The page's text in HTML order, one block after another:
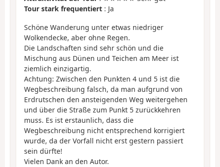
Tour stark frequentiert : Ja
Schöne Wanderung unter etwas niedriger
Wolkendecke, aber ohne Regen.
Die Landschaften sind sehr schön und die
Mischung aus Dünen und Teichen am Meer ist
ziemlich einzigartig.
Achtung: Zwischen den Punkten 4 und 5 ist die
Wegbeschreibung falsch, da man aufgrund von
Erdrutschen den ansteigenden Weg weitergehen
und über die Straße zum Punkt 5 zurückkehren
muss. Es ist erstaunlich, dass die
Wegbeschreibung nicht entsprechend korrigiert
wurde, da der Vorfall nicht erst gestern passiert
sein dürfte!
Vielen Dank an den Autor.